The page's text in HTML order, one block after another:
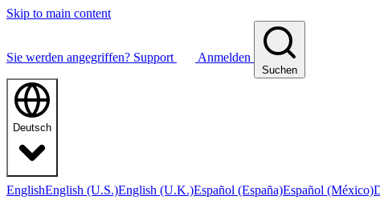
Skip to main content
Sie werden angegriffen? Support Anmelden
Suchen
Deutsch
EnglishEnglish (U.S.)English (U.K.)Español (España)Español (México)